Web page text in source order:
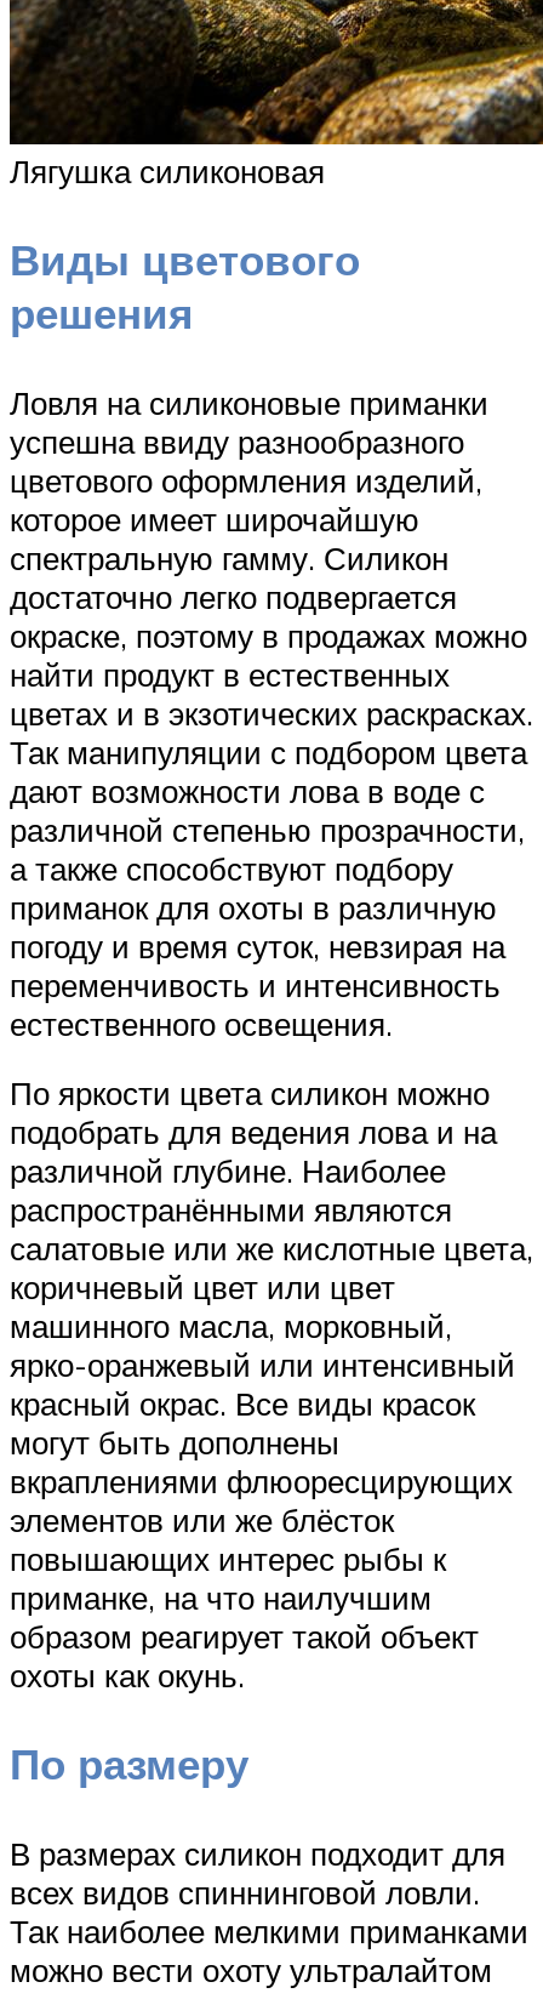
Лягушка силиконовая
Виды цветового
решения
Ловля на силиконовые приманки
успешна ввиду разнообразного
цветового оформления изделий,
которое имеет широчайшую
спектральную гамму. Силикон
достаточно легко подвергается
окраске, поэтому в продажах можно
найти продукт в естественных
цветах и в экзотических раскрасках.
Так манипуляции с подбором цвета
дают возможности лова в воде с
различной степенью прозрачности,
а также способствуют подбору
приманок для охоты в различную
погоду и время суток, невзирая на
переменчивость и интенсивность
естественного освещения.
По яркости цвета силикон можно
подобрать для ведения лова и на
различной глубине. Наиболее
распространёнными являются
салатовые или же кислотные цвета,
коричневый цвет или цвет
машинного масла, морковный,
ярко-оранжевый или интенсивный
красный окрас. Все виды красок
могут быть дополнены
вкраплениями флюоресцирующих
элементов или же блёсток
повышающих интерес рыбы к
приманке, на что наилучшим
образом реагирует такой объект
охоты как окунь.
По размеру
В размерах силикон подходит для
всех видов спиннинговой ловли.
Так наиболее мелкими приманками
можно вести охоту ультралайтом